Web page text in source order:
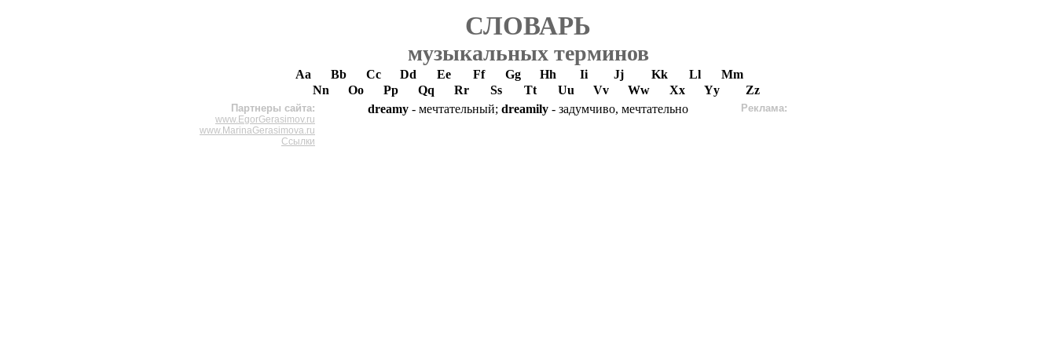
СЛОВАРЬ
музыкальных терминов
Aa Bb Cc Dd Ee Ff Gg Hh Ii Jj Kk Ll
Mm
Nn
Oo Pp Qq Rr Ss Tt Uu Vv Ww Xx Yy Zz
Партнеры сайта:
www.EgorGerasimov.ru
www.MarinaGerasimova.ru
Ссылки
dreamy - мечтательный; dreamily - задумчиво, мечтательно Реклама: